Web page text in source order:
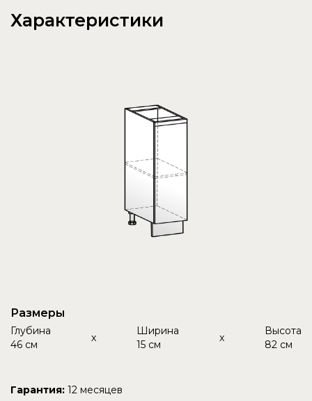
Характеристики
Размеры
Глубина
46 см
x
Ширина
15 см
x
Высота
82 см
Гарантия: 12 месяцев